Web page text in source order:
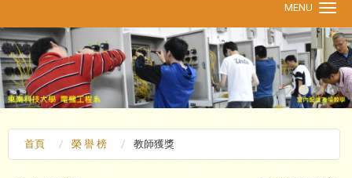
navigation
MENU
首頁 榮 譽 榜 教師獲獎